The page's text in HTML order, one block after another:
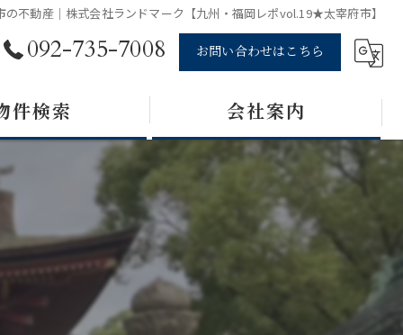
の不動産｜株式会社ランドマーク【九州・福岡レポvol.19★太宰府市】
092-735-7008 お問い合わせはこちら
件検索 会社案内